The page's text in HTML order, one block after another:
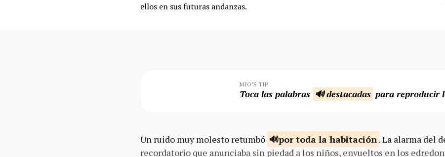
ellos en sus futuras andanzas.
MIO’S TIP
Toca las palabras 🔊 destacadas para reproducir
Un ruido muy molesto retumbó por toda la habitación . La alarma del
recordatorio que anunciaba sin piedad a los niños, envueltos en los